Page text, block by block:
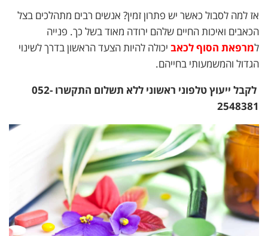
אז למה לסבול כאשר יש פתרון זמין? אנשים רבים מתהלכים בצל
הכאבים ואיכות החיים שלהם ירודה מאוד בשל כך. פנייה
למרפאת הסוף לכאב יכולה להיות הצעד הראשון בדרך לשינוי
הגדול והמשמעותי בחייהם.
לקבל ייעוץ טלפוני ראשוני ללא תשלום התקשרו 052-
2548381